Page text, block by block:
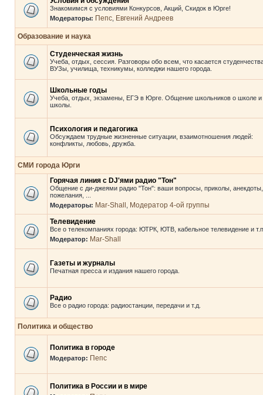
Знакомимся с условиями Конкурсов, Акций, Скидок в Юрге!
Модераторы: Пепс Евгений Андреев
Образование и наука
Студенческая жизнь
Учеба, отдых, сессия. Разговоры обо всем, что касается
ВУЗы, училища, техникумы, колледжи нашего города.
Школьные годы
Учеба, отдых, экзамены, ЕГЭ в Юрге. Общение школьников о школе и
школы.
Психология и педагогика
Обсуждаем трудные жизненные ситуации, взаимотношения людей:
конфликты, любовь, дружба.
СМИ города Юрги
Горячая линия с DJ'ями радио "Тон"
Общение с ди-джеями радио "Тон": ваши вопросы, приколы, анекдоты,
пожелания, ...
Модераторы: Mar-Shall
Модератор 4-ой группы
Телевидение
Все о телекомпаниях города: ЮТРК, ЮТВ, кабельное телевидение и
Модератор: Mar-Shall
Газеты и журналы
Печатная пресса и издания нашего города.
Радио
Все о радио города: радиостанции, передачи и т.д.
Политика и общество
Политика в городе
Модератор: Пепс
Политика в России и в мире